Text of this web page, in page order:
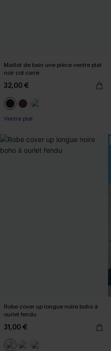
Maillot de bain une pièce ventre plat
noir col carré
32,00 €
Ventre plat
Robe cover up longue noire boho à
ourlet fendu
31,00 €